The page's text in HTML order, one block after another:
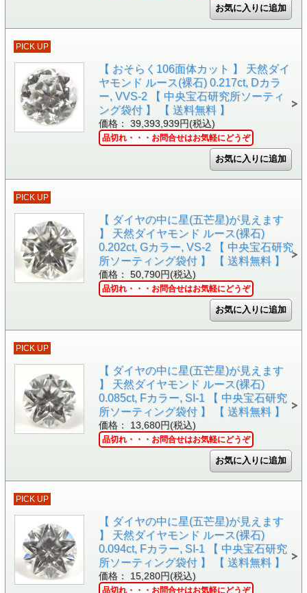
PICK UP
【 おそらく106面体カット 】 天然ダイ
ヤモンド ルース(裸石) 0.217ct, Dカラ
ー, VVS-2 【 中央宝石研究所ソーティ
ング袋付 】 【 送料無料 】
価格： 39,393,939円(税込)
品切れ・・・お問合せはお気軽にどうぞ
PICK UP
【 ダイヤの中に星(五芒星)が見えます
】 天然ダイヤモンド ルース(裸石)
0.202ct, Gカラー, VS-2 【 中央宝石研究
所ソーティング袋付 】 【 送料無料 】
価格： 50,790円(税込)
品切れ・・・お問合せはお気軽にどうぞ
PICK UP
【 ダイヤの中に星(五芒星)が見えます
】 天然ダイヤモンド ルース(裸石)
0.085ct, Fカラー, SI-1 【 中央宝石研究
所ソーティング袋付 】 【 送料無料 】
価格： 13,680円(税込)
品切れ・・・お問合せはお気軽にどうぞ
PICK UP
【 ダイヤの中に星(五芒星)が見えます
】 天然ダイヤモンド ルース(裸石)
0.094ct, Fカラー, SI-1 【 中央宝石研究
所ソーティング袋付 】 【 送料無料 】
価格： 15,280円(税込)
品切れ・・・お問合せはお気軽にどうぞ